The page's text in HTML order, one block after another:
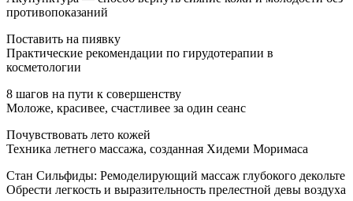
противопоказаний
Поставить на пиявку
Практические рекомендации по гирудотерапии в
косметологии
8 шагов на пути к совершенству
Моложе, красивее, счастливее за один сеанс
Почувствовать лето кожей
Техника летнего массажа, созданная Хидеми Моримаса
Стан Сильфиды: Ремоделирующий массаж глубокого декольте
Обрести легкость и выразительность прелестной девы воздуха